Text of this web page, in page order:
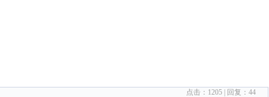
点击： 1205 | 回复： 44